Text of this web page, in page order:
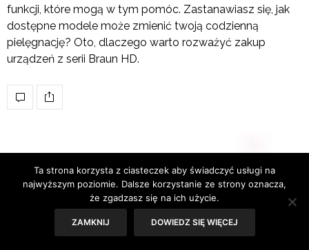
funkcji, które mogą w tym pomóc. Zastanawiasz się, jak
dostępne modele może zmienić twoją codzienną
pielęgnację? Oto, dlaczego warto rozważyć zakup
urządzeń z serii Braun HD.
Ta strona korzysta z ciasteczek aby świadczyć usługi na
najwyższym poziomie. Dalsze korzystanie ze strony oznacza,
że zgadzasz się na ich użycie.
ZAMKNIJ DOWIEDZ SIĘ WIĘCEJ